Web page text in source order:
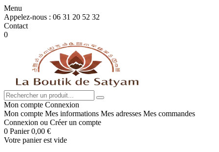
Menu
Appelez-nous : 06 31 20 52 32
Contact
0
Mon compte Connexion
Mon compte Mes informations Mes adresses Mes commandes
Connexion ou Créer un compte
0 Panier 0,00 €
Votre panier est vide